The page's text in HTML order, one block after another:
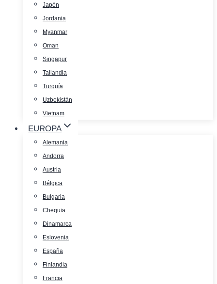
Japón
Jordania
Myanmar
Oman
Singapur
Tailandia
Turquía
Uzbekistán
Vietnam
EUROPA
Alemania
Andorra
Austria
Bélgica
Bulgaria
Chequia
Dinamarca
Eslovenia
España
Finlandia
Francia